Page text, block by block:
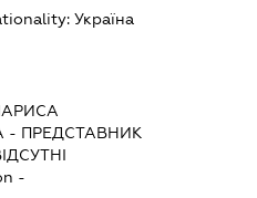
Україна
- ПРЕДСТАВНИК
-